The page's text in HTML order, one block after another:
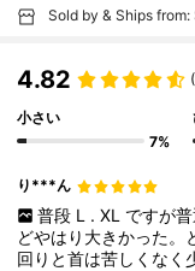
Sold by & Ships from:
4.82
小さい
7%
り***ん
普段 L . XL ですが
どやはり大きかった。
回りと首は苦しくなく